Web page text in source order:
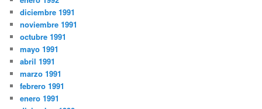
diciembre 1991
noviembre 1991
octubre 1991
mayo 1991
abril 1991
marzo 1991
febrero 1991
enero 1991